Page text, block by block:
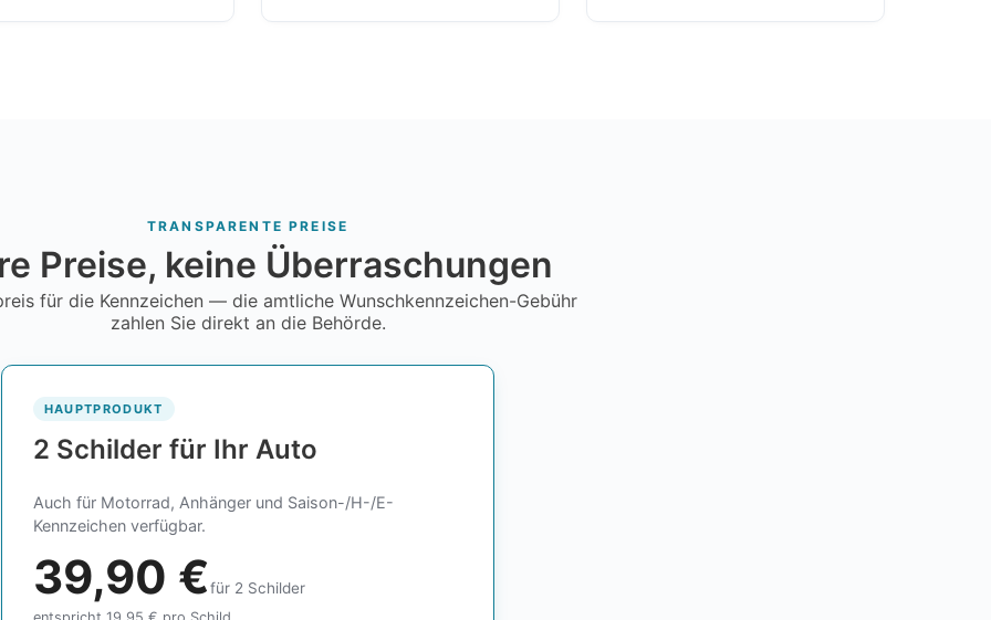
TRANSPARENTE PREISE
Preise, keine Überraschungen
für die Kennzeichen — die amtliche Wunschkennzeichen-Gebühr
zahlen Sie direkt an die Behörde.
HAUPTPRODUKT
2 Schilder für Ihr Auto
Auch für Motorrad, Anhänger und Saison-/H-/E-
Kennzeichen verfügbar.
39,90 €für 2 Schilder